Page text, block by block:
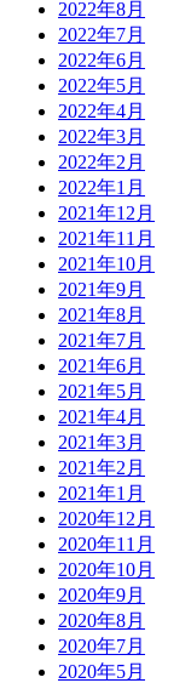
2022年8月
2022年7月
2022年6月
2022年5月
2022年4月
2022年3月
2022年2月
2022年1月
2021年12月
2021年11月
2021年10月
2021年9月
2021年8月
2021年7月
2021年6月
2021年5月
2021年4月
2021年3月
2021年2月
2021年1月
2020年12月
2020年11月
2020年10月
2020年9月
2020年8月
2020年7月
2020年5月